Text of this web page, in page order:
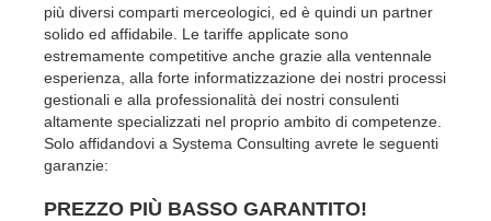
più diversi comparti merceologici, ed è quindi un partner
solido ed affidabile. Le tariffe applicate sono
estremamente competitive anche grazie alla ventennale
esperienza, alla forte informatizzazione dei nostri processi
gestionali e alla professionalità dei nostri consulenti
altamente specializzati nel proprio ambito di competenze.
Solo affidandovi a Systema Consulting avrete le seguenti
garanzie:
PREZZO PIÙ BASSO GARANTITO!